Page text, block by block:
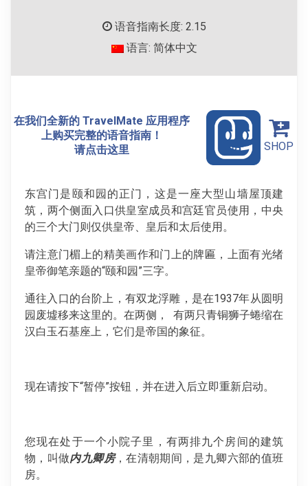
语音指南长度: 2.15
语言: 简体中文
在我们全新的 TravelMate 应用程序
上购买完整的语音指南！
请点击这里
SHOP
东宫门是颐和园的正门，这是一座大型山墙屋顶建
筑，两个侧面入口供皇室成员和宫廷官员使用，中央
的三个大门则仅供皇帝、皇后和太后使用。
请注意门楣上的精美画作和门上的牌匾，上面有光绪
皇帝御笔亲题的“颐和园”三字。
通往入口的台阶上，有双龙浮雕，是在1937年从圆明
园废墟移来这里的。在两侧， 有两只青铜狮子蜷缩在
汉白玉石基座上，它们是帝国的象征。
现在请按下“暂停”按钮，并在进入后立即重新启动。
您现在处于一个小院子里，有两排九个房间的建筑
物，叫做内九卿房，在清朝期间，是九卿六部的值班
房。